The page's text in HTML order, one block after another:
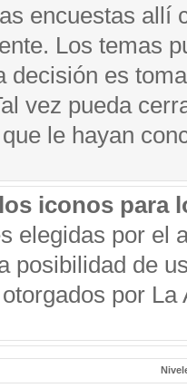
encuestas allí
Los temas
decisión es
vez pueda
le hayan
iconos para
elegidas por el
posibilidad de
por La